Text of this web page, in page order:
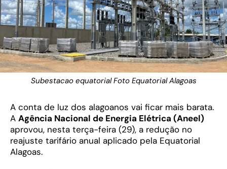
Subestacao equatorial Foto Equatorial Alagoas
A conta de luz dos alagoanos vai ficar mais barata.
A Agência Nacional de Energia Elétrica (Aneel)
aprovou, nesta terça-feira (29), a redução no
reajuste tarifário anual aplicado pela Equatorial
Alagoas.